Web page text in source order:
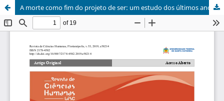
A morte como fim do projeto de ser: um estudo dos últimos anos de Sartre